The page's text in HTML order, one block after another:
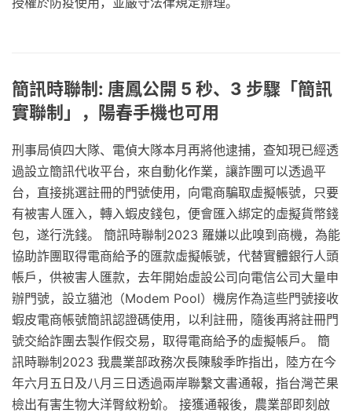
簡訊時聯制: 唐鳳公開 5 秒、3 步驟「簡訊
實聯制」，陽春手機也可用
刑事局偵四大隊、電偵大隊本月再將他逮捕，查知現已經透
過設立簡訊代收平台，來自動化作業，讓詐團可以透過平
台，直接挑選註冊的門號使用，向電商騙取虛擬帳號，只要
有被害人匯入，轉入蝦皮錢包，便會匯入綁定的虛擬貨幣錢
包，遂行洗錢。 簡訊時聯制2023 羅嫌以此嗅到商機，為能
協助詐團取得電商給予的匯款虛擬帳號，代替實體銀行人頭
帳戶，供被害人匯款，去年開始虛設公司向電信公司大量申
辦門號，設立貓池（Modem Pool）機房作為這些門號接收
蝦皮電商帳號簡訊認證碼使用，以利註冊，隨後再將註冊門
號交給詐團去製作假交易，取得電商給予的虛擬帳戶。 簡
訊時聯制2023 我農業部政務次長陳駿季昨指出，陸方在今
年六月五日及八月三日透過兩岸聯繫文書通報，指台灣芒果
檢出有害生物大洋臀紋粉蚧。 接獲通報後，農業部即刻啟